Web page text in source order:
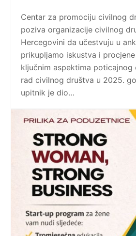
Centar za promociju civilnog
poziva organizacije civilnog
Hercegovini da učestvuju u
prikupljamo iskustva i
ključnim aspektima poticajnog
rad civilnog društva u 2025.
upitnik je dio…